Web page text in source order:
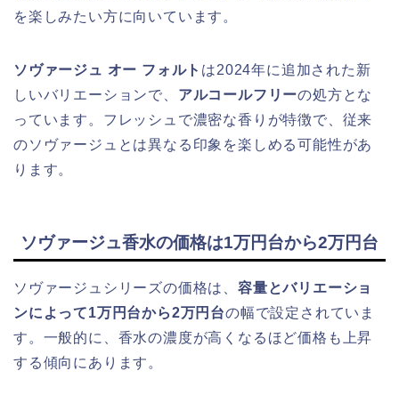
を楽しみたい方に向いています。
ソヴァージュ オー フォルト は2024年に追加された新
しいバリエーションで、 アルコールフリーの処方とな
っています。フレッシュで濃密な香りが特徴で、従来
のソヴァージュとは異なる印象を楽しめる可能性があ
ります。
ソヴァージュ香水の価格は1万円台から2万円台
ソヴァージュシリーズの価格は、 容量とバリエーショ
ンによって1万円台から2万円台の幅で設定されていま
す。一般的に、香水の濃度が高くなるほど価格も上昇
する傾向にあります。